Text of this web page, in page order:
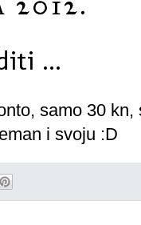
...
samo 30 kn,
i svoju :D